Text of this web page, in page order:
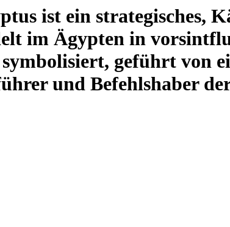
ist ein strategisches,
im Ägypten in
geführt von
und Befehlshaber